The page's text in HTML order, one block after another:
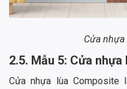
Cửa nhựa
2.5. Mẫu 5: Cửa
Cửa nhựa lùa